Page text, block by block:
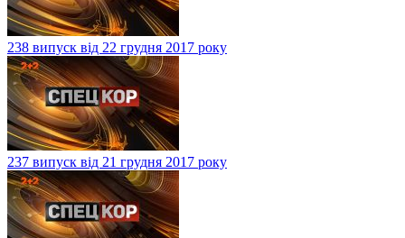
238 випуск від 22 грудня 2017 року
237 випуск від 21 грудня 2017 року